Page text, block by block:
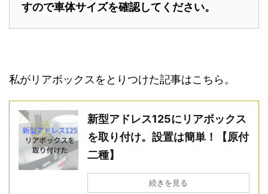
すので車体サイズを確認してください。
私がリアボックスをとりつけた記事はこちら。
新型アドレス125にリアボックス
を取り付け。設置は簡単！【原付
二種】
続きを見る